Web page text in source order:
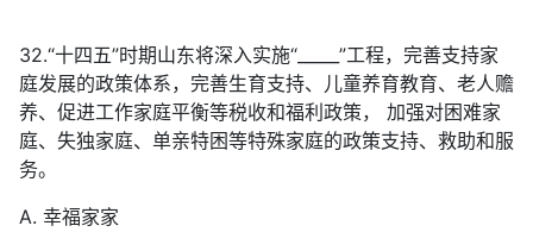
32.“十四五”时期山东将深入实施“_____”工程，完善支持家
庭发展的政策体系，完善生育支持、儿童养育教育、老人赡
养、促进工作家庭平衡等税收和福利政策， 加强对困难家
庭、失独家庭、单亲特困等特殊家庭的政策支持、救助和服
务。
A. 幸福家家